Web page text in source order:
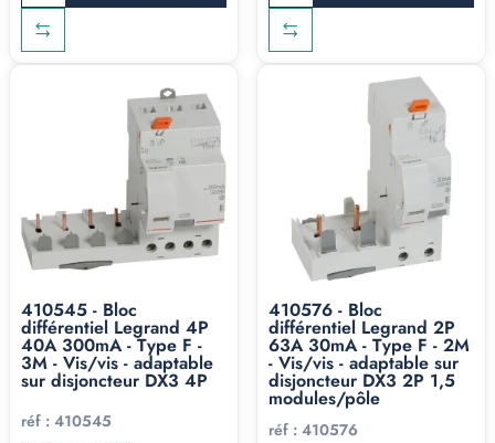
410545 - Bloc
différentiel Legrand 4P
40A 300mA - Type F -
3M - Vis/vis - adaptable
sur disjoncteur DX3 4P
réf : 410545
410576 - Bloc
différentiel Legrand 2P
63A 30mA - Type F - 2M
- Vis/vis - adaptable sur
disjoncteur DX3 2P 1,5
modules/pôle
réf : 410576